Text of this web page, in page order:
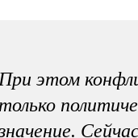
При этом
только